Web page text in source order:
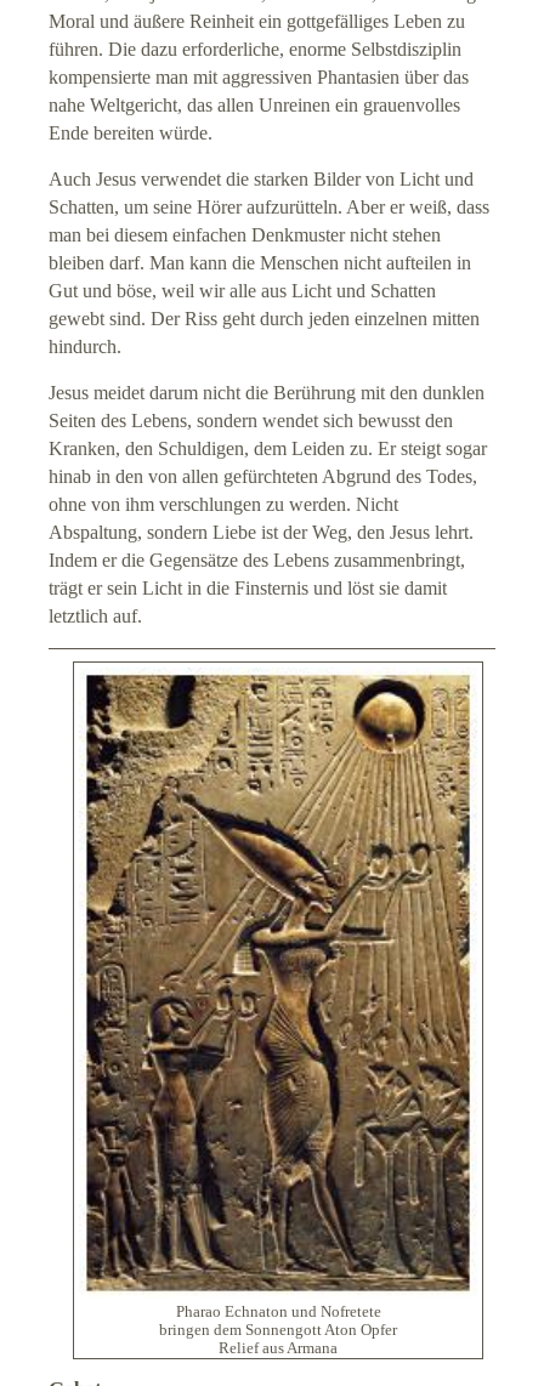
Moral und äußere Reinheit ein gottgefälliges Leben zu
führen. Die dazu erforderliche, enorme Selbstdisziplin
kompensierte man mit aggressiven Phantasien über das
nahe Weltgericht, das allen Unreinen ein grauenvolles
Ende bereiten würde.
Auch Jesus verwendet die starken Bilder von Licht und
Schatten, um seine Hörer aufzurütteln. Aber er weiß, dass
man bei diesem einfachen Denkmuster nicht stehen
bleiben darf. Man kann die Menschen nicht aufteilen in
Gut und böse, weil wir alle aus Licht und Schatten
gewebt sind. Der Riss geht durch jeden einzelnen mitten
hindurch.
Jesus meidet darum nicht die Berührung mit den dunklen
Seiten des Lebens, sondern wendet sich bewusst den
Kranken, den Schuldigen, dem Leiden zu. Er steigt sogar
hinab in den von allen gefürchteten Abgrund des Todes,
ohne von ihm verschlungen zu werden. Nicht
Abspaltung, sondern Liebe ist der Weg, den Jesus lehrt.
Indem er die Gegensätze des Lebens zusammenbringt,
trägt er sein Licht in die Finsternis und löst sie damit
letztlich auf.
Pharao Echnaton und Nofretete
bringen dem Sonnengott Aton Opfer
Relief aus Armana